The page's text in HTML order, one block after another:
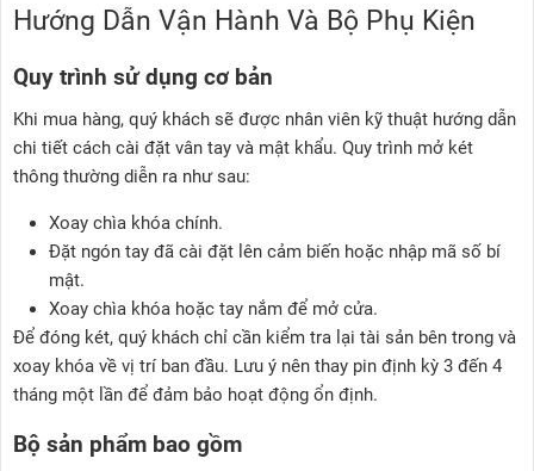
Hướng Dẫn Vận Hành Và Bộ Phụ Kiện
Quy trình sử dụng cơ bản
Khi mua hàng, quý khách sẽ được nhân viên kỹ thuật hướng dẫn
chi tiết cách cài đặt vân tay và mật khẩu. Quy trình mở két
thông thường diễn ra như sau:
Xoay chìa khóa chính.
Đặt ngón tay đã cài đặt lên cảm biến hoặc nhập mã số bí
mật.
Xoay chìa khóa hoặc tay nắm để mở cửa.
Để đóng két, quý khách chỉ cần kiểm tra lại tài sản bên trong và
xoay khóa về vị trí ban đầu. Lưu ý nên thay pin định kỳ 3 đến 4
tháng một lần để đảm bảo hoạt động ổn định.
Bộ sản phẩm bao gồm